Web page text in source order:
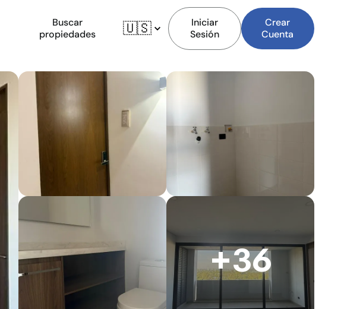
Buscar
propiedades
🇺🇸
Iniciar
Sesión
Crear
Cuenta
+36